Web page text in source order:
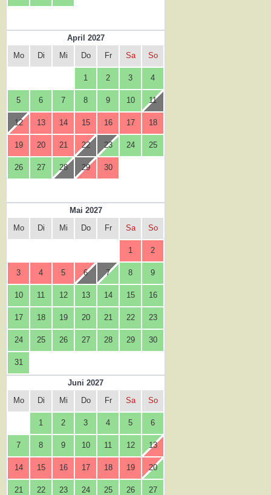
April 2027
Mo
Di Mi Do Fr Sa So
1 2 3 4
5 6 7 8 9 10 11
12 13 14 15 16 17 18
19 20 21 22 23 24 25
26 27 28 29 30
Mai 2027
Mo
Di Mi Do Fr Sa So
1 2
3 4 5 6 7 8 9
10 11 12 13 14 15 16
17 18 19 20 21 22 23
24 25 26 27 28 29 30
31
Juni 2027
Mo
Di Mi Do Fr Sa So
1 2 3 4 5 6
7 8 9 10 11 12 13
14 15 16 17 18 19 20
21 22 23 24 25 26 27